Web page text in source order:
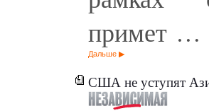
примет …
Дальше
США не уступят Азию